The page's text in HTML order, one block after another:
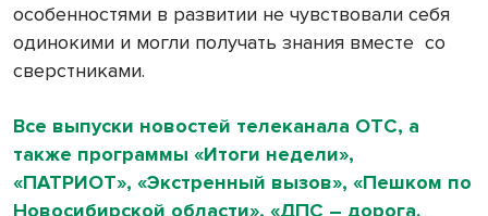
особенностями в развитии не чувствовали себя
одинокими и могли получать знания вместе со
сверстниками.
Все выпуски новостей телеканала ОТС, а
также программы «Итоги недели»,
«ПАТРИОТ», «Экстренный вызов», «Пешком по
Новосибирской области», «ДПС – дорога.